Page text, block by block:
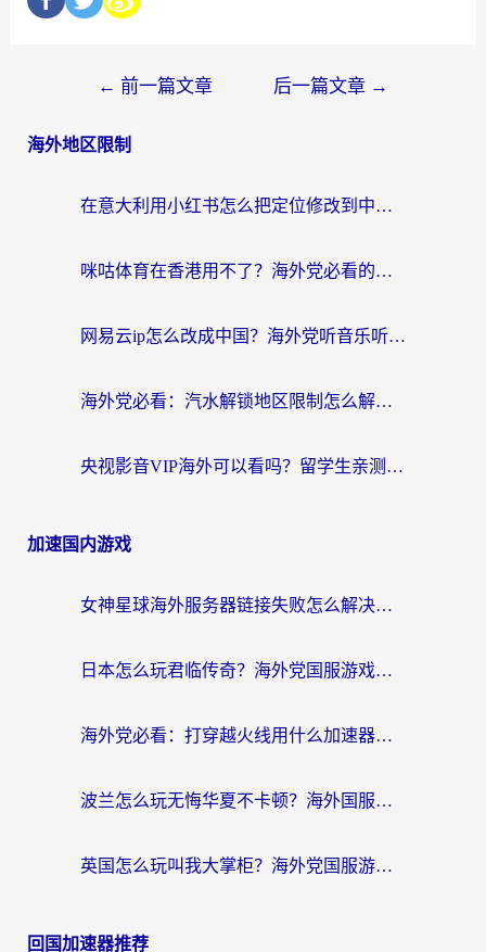
← 前一篇文章 后一篇文章 →
海外地区限制
在意大利用小红书怎么把定位修改到中国国内？3个实用技巧+1个靠谱工具帮你搞定
咪咕体育在香港用不了？海外党必看的回国加速器选择指南（附3个真实场景解决方案）
网易云ip怎么改成中国？海外党听音乐听书的无痛解决方案
海外党必看：汽水解锁地区限制怎么解除？3招解决国内影音&生活服务难题
央视影音VIP海外可以看吗？留学生亲测有效的回国加速器选择指南
加速国内游戏
女神星球海外服务器链接失败怎么解决？海外党国服游戏加速避坑指南
日本怎么玩君临传奇？海外党国服游戏加速避坑指南（附菲律宾欧洲玩家实测）
海外党必看：打穿越火线用什么加速器？解决延迟卡顿，还能玩奇妙拼图世界和第五人格
波兰怎么玩无悔华夏不卡顿？海外国服游戏加速器终极指南（附征途2萤火突击解决方案）
英国怎么玩叫我大掌柜？海外党国服游戏加速避坑指南（附实测推荐）
回国加速器推荐